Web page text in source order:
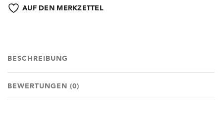
AUF DEN MERKZETTEL
BESCHREIBUNG
BEWERTUNGEN (0)